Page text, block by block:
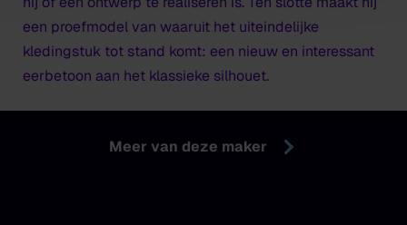
een proefmodel van waaruit het uiteindelijke
kledingstuk tot stand komt: een nieuw en interessant
eerbetoon aan het klassieke silhouet.
Meer van deze maker